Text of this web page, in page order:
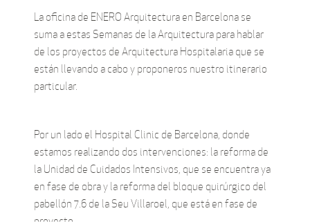
La oficina de ENERO Arquitectura en Barcelona se
suma a estas Semanas de la Arquitectura para hablar
de los proyectos de Arquitectura Hospitalaria que se
están llevando a cabo y proponeros nuestro itinerario
particular.
Por un lado el Hospital Clinic de Barcelona, donde
estamos realizando dos intervenciones: la reforma de
la Unidad de Cuidados Intensivos, que se encuentra ya
en fase de obra y la reforma del bloque quirúrgico del
pabellón 7.6 de la Seu Villaroel, que está en fase de